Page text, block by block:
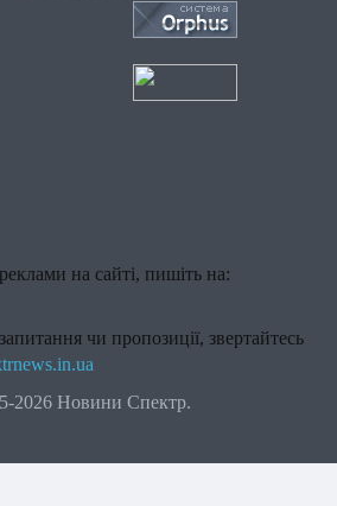
на сайті, пишіть на:
чи пропозиції, звертайтесь
2026 Новини Спектр.